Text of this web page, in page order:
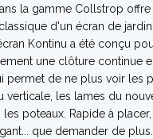
la gamme Collstrop offre
d'un écran de
Kontinu a été conçu
une clôture continue
permet de ne plus voir les
verticale, les lames du
poteaux. Rapide à
que demander de plus.